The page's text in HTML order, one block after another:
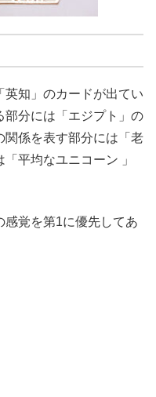
知」のカードが出てい
部分には「エジプト」の
関係を表す部分には「老
平均なユニコーン 」
覚を第1に優先してあ